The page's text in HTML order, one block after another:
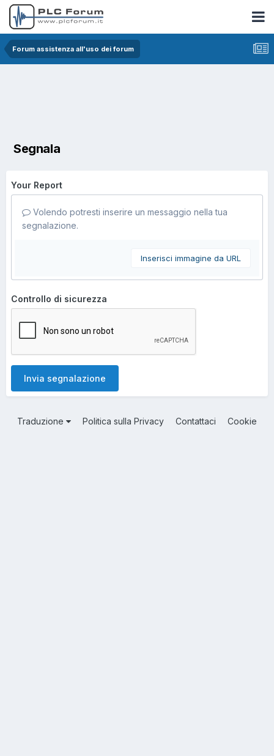
Forum assistenza all'uso dei forum
Segnala
Your Report
Volendo potresti inserire un messaggio nella tua
segnalazione.
Inserisci immagine da URL
Controllo di sicurezza
Invia segnalazione
Traduzione Politica sulla Privacy Contattaci Cookie